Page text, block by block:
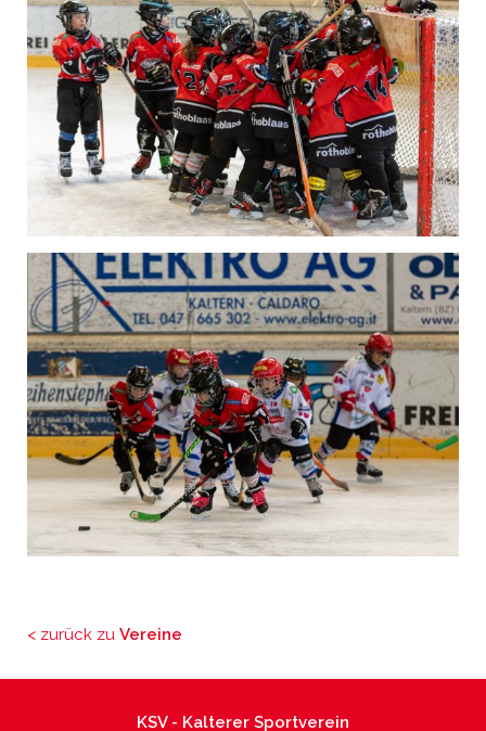
< zurück zu Vereine
KSV - Kalterer Sportverein